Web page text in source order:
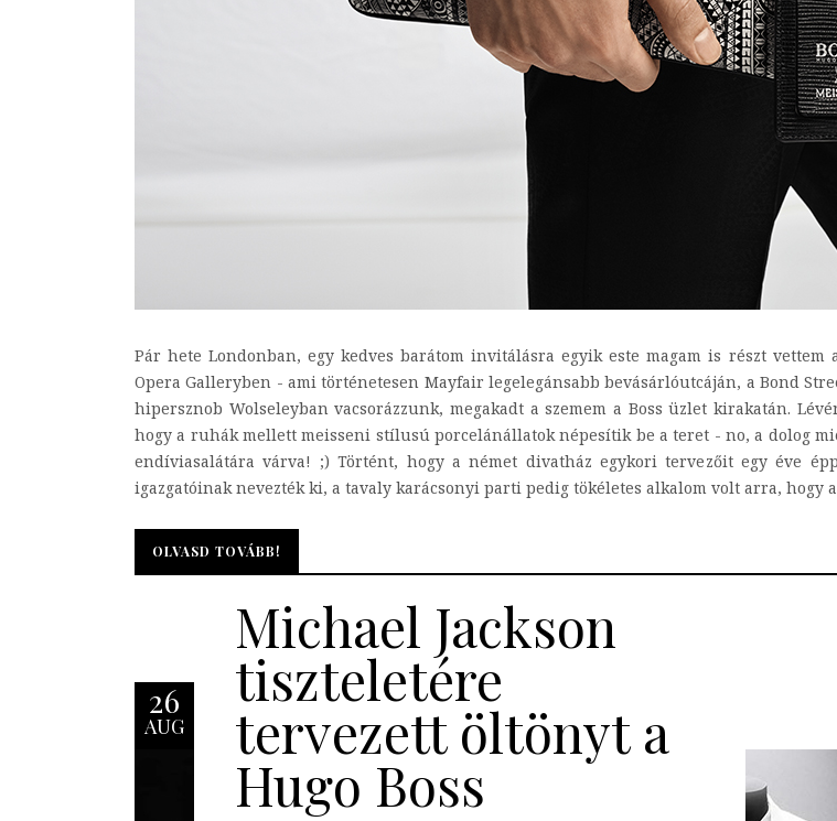
Pár hete Londonban, egy kedves barátom invitálásra egyik este magam is részt
Opera Galleryben - ami történetesen Mayfair legelegánsabb bevásárlóutcáján, a Bond
hipersznob Wolseleyban vacsorázzunk, megakadt a szemem a Boss üzlet kirakatán.
hogy a ruhák mellett meisseni stílusú porcelánállatok népesítik be a teret - no, a dolog
endíviasalátára várva! ;) Történt, hogy a német divatház egykori tervezőit egy éve
igazgatóinak nevezték ki, a tavaly karácsonyi parti pedig tökéletes alkalom volt arra, hogy
OLVASD TOVÁBB!
OLVASD TOVÁBB!
26
AUG
Michael Jackson
tiszteletére
tervezett öltönyt a
Hugo Boss